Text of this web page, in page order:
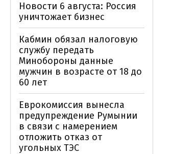
Новости 6 августа: Россия
уничтожает бизнес
Кабмин обязал налоговую
службу передать
Минобороны данные
мужчин в возрасте от 18 до
60 лет
Еврокомиссия вынесла
предупреждение Румынии
в связи с намерением
отложить отказ от
угольных ТЭС